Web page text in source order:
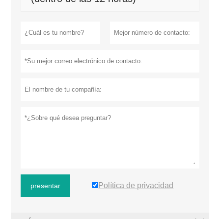
presentar Política de privacidad